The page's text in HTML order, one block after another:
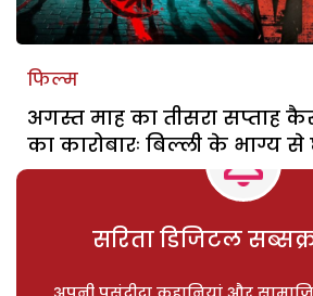
फिल्म
अगस्त माह का तीसरा सप्ताह
का कारोबारः बिल्ली के भाग्य से
सरिता डिजिटल